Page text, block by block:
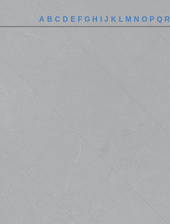
A B C D E F G H I J K L M N O P Q R